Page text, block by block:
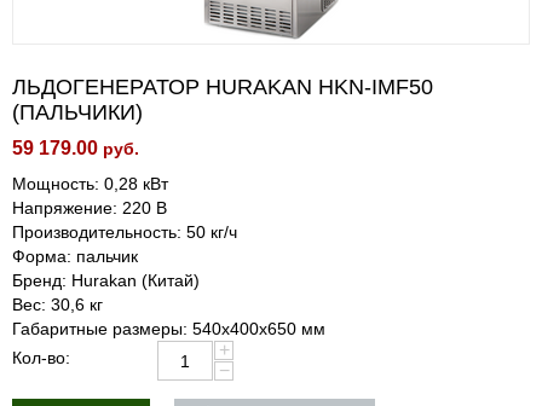
ЛЬДОГЕНЕРАТОР HURAKAN HKN-IMF50
(ПАЛЬЧИКИ)
59 179.00 руб.
Мощность: 0,28 кВт
Напряжение: 220 В
Производительность: 50 кг/ч
Форма: пальчик
Бренд: Hurakan (Китай)
Вес: 30,6 кг
Габаритные размеры: 540х400х650 мм
Кол-во:
+
−